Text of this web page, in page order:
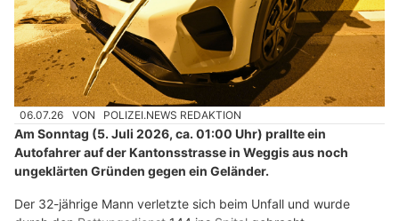
06.07.26 VON POLIZEI.NEWS REDAKTION
Am Sonntag (5. Juli 2026, ca. 01:00 Uhr) prallte ein
Autofahrer auf der Kantonsstrasse in Weggis aus noch
ungeklärten Gründen gegen ein Geländer.
Der 32-jährige Mann verletzte sich beim Unfall und wurde